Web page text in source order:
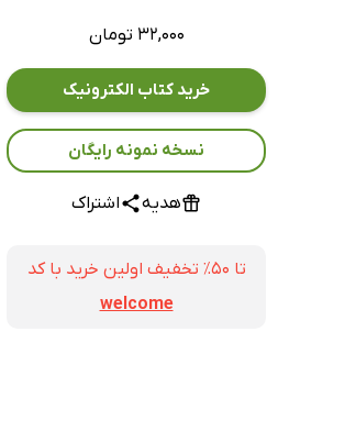
۳۲,۰۰۰ تومان
خرید کتاب الکترونیک
نسخه نمونه رایگان
هدیه اشتراک
تا ۵۰٪ تخفیف اولین خرید با کد
welcome